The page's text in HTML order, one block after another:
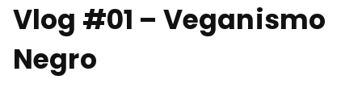
Vlog #01 – Veganismo
Negro